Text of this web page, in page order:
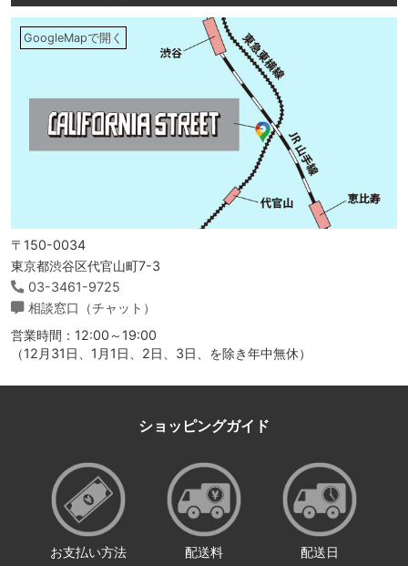
GoogleMapで開く
〒150-0034
東京都渋谷区代官山町7-3
03-3461-9725
相談窓口（チャット）
営業時間：12:00～19:00
（12月31日、1月1日、2日、3日、を除き年中無休）
ショッピングガイド
お支払い方法 配送料 配送日